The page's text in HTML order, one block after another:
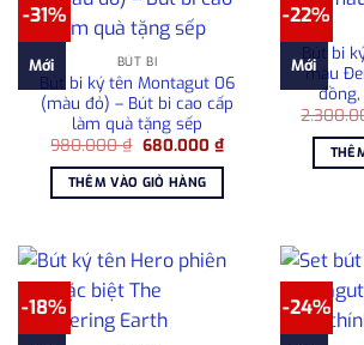
-31%
Mới BÚT BI
Bút bi ký tên Montagut 06
(màu đỏ) – Bút bi cao cấp
làm quà tặng sếp
980.000₫ Giá
là:
980.000 ₫.
680.000 ₫Giá
hiện
680.000 ₫.
THÊM VÀO GIỎ HÀNG
-22%
Mới
Bút bi
màu
-18% -24%